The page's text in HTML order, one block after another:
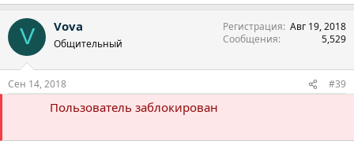
V Vova
Общительный
Регистрация Авг 19, 2018
Сообщения
5,529
Сен 14, 2018 #39
Пользователь заблокирован